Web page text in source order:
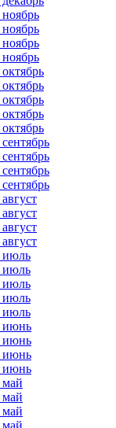
июль
июль
июль
июль
июль
июнь
июнь
июнь
июнь
май
май
май
май